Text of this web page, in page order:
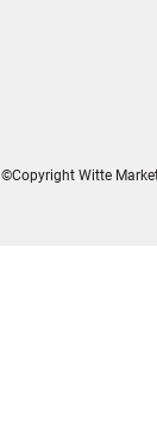
©Copyright Witte